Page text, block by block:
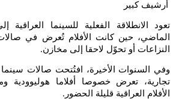
الفعلية للسينما العراقية إلى أربعينات القرن
الأفلام تُعرض في صالات دُمّر بعضها خلال
لاحقا إلى مخازن.
افتُتحت صالات سينما حصرا داخل مراكز
خصوصا أفلاما هوليوودية ومصرية، فيما تبقى
قليلة الحضور.